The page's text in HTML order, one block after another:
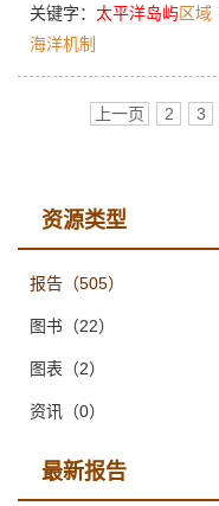
的可持续发展、太平洋生
成为区域海洋事务的优先
关键字： 太平洋岛屿区域
海洋机制
上一页 2 3
资源类型
报告 （505）
图书 （22）
图表 （2）
资讯 （0）
最新报告